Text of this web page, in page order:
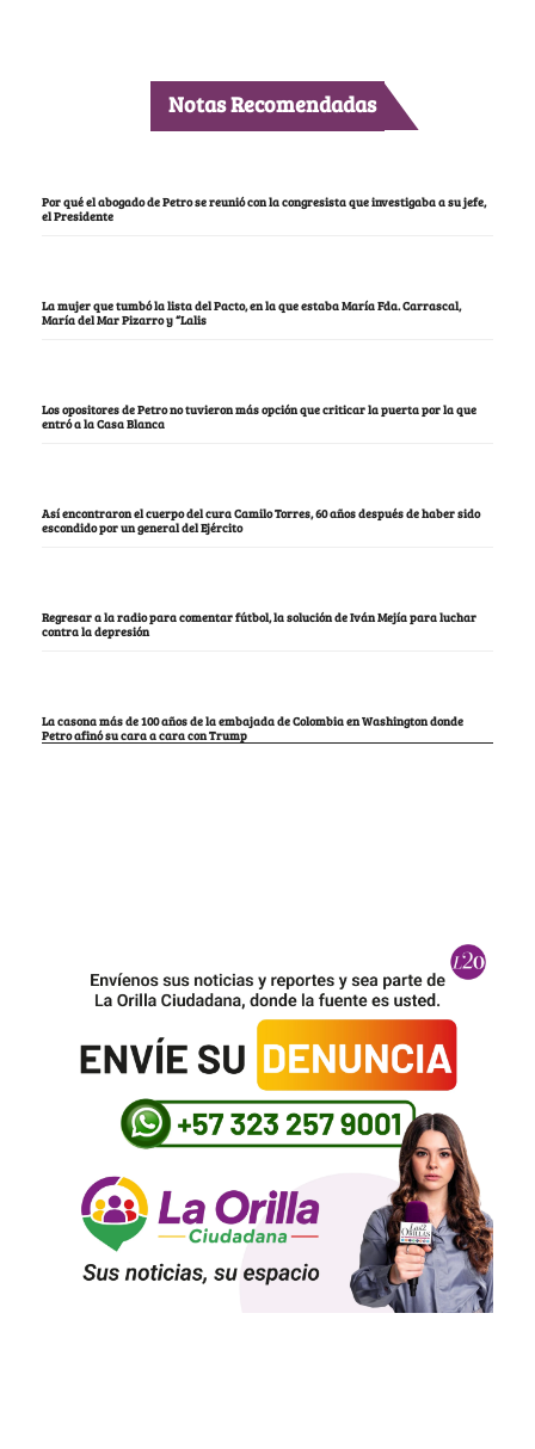
Notas Recomendadas
Por qué el abogado de Petro se reunió con la congresista que investigaba a su jefe,
el Presidente
La mujer que tumbó la lista del Pacto, en la que estaba María Fda. Carrascal,
María del Mar Pizarro y “Lalis
Los opositores de Petro no tuvieron más opción que criticar la puerta por la que
entró a la Casa Blanca
Así encontraron el cuerpo del cura Camilo Torres, 60 años después de haber sido
escondido por un general del Ejército
Regresar a la radio para comentar fútbol, la solución de Iván Mejía para luchar
contra la depresión
La casona más de 100 años de la embajada de Colombia en Washington donde
Petro afinó su cara a cara con Trump